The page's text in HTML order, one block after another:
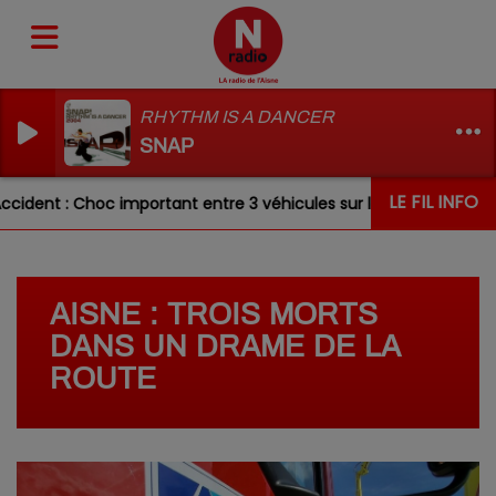
RHYTHM IS A DANCER
SNAP
LE FIL INFO
: Choc important entre 3 véhicules sur la RN31 ce matin
AISNE : TROIS MORTS
DANS UN DRAME DE LA
ROUTE